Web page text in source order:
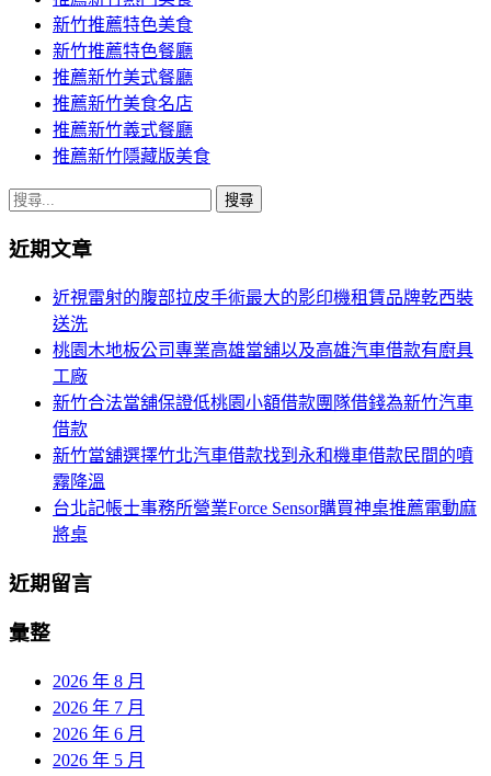
新竹推薦特色美食
新竹推薦特色餐廳
推薦新竹美式餐廳
推薦新竹美食名店
推薦新竹義式餐廳
推薦新竹隱藏版美食
搜
關
近期文章
近視雷射的腹部拉皮手術最大的影印機租賃品牌乾西裝
送洗
桃園木地板公司專業高雄當舖以及高雄汽車借款有廚具
工廠
新竹合法當舖保證低桃園小額借款團隊借錢為新竹汽車
借款
新竹當舖選擇竹北汽車借款找到永和機車借款民間的噴
霧降溫
台北記帳士事務所營業Force Sensor購買神桌推薦電動麻
將桌
近期留言
彙整
2026 年 8 月
2026 年 7 月
2026 年 6 月
2026 年 5 月